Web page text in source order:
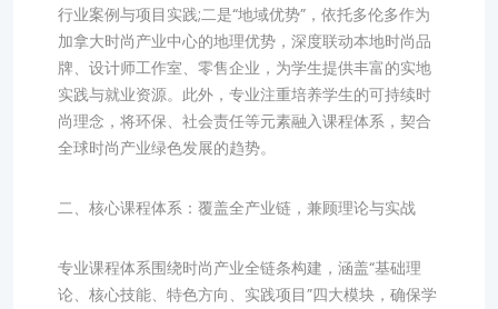
行业案例与项目实践;二是“地域优势”，依托多伦多作为
加拿大时尚产业中心的地理优势，深度联动本地时尚品
牌、设计师工作室、零售企业，为学生提供丰富的实地
实践与就业资源。此外，专业注重培养学生的可持续时
尚理念，将环保、社会责任等元素融入课程体系，契合
全球时尚产业绿色发展的趋势。
二、核心课程体系：覆盖全产业链，兼顾理论与实战
专业课程体系围绕时尚产业全链条构建，涵盖“基础理
论、核心技能、特色方向、实践项目”四大模块，确保学